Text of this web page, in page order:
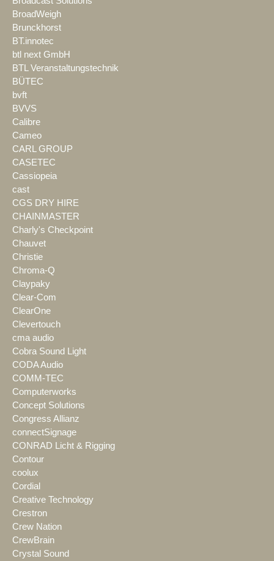
BroadWeigh
Brunckhorst
BT.innotec
btl next GmbH
BTL Veranstaltungstechnik
BÜTEC
bvft
BVVS
Calibre
Cameo
CARL GROUP
CASETEC
Cassiopeia
cast
CGS DRY HIRE
CHAINMASTER
Charly's Checkpoint
Chauvet
Christie
Chroma-Q
Claypaky
Clear-Com
ClearOne
Clevertouch
cma audio
Cobra Sound Light
CODA Audio
COMM-TEC
Computerworks
Concept Solutions
Congress Allianz
connectSignage
CONRAD Licht & Rigging
Contour
coolux
Cordial
Creative Technology
Crestron
Crew Nation
CrewBrain
Crystal Sound